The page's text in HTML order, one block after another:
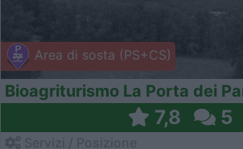
Area di sosta (PS+CS)
Bioagriturismo La Porta dei
7,8 5